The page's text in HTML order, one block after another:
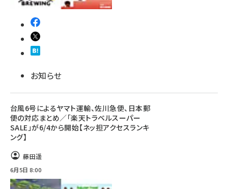
お知らせ
台風6号によるヤマト運輸、佐川急便、日本郵
便の対応まとめ／「楽天トラベルスーパー
SALE」が6/4から開始【ネッ担アクセスランキ
ング】
藤田遥
6月5日 8:00